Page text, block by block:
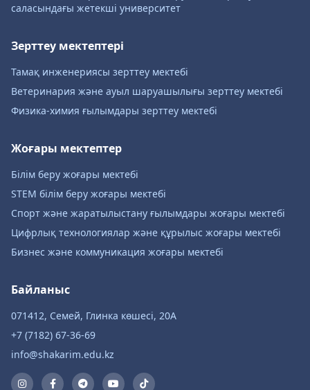
саласындағы жетекші университет
Зерттеу мектептері
Тамақ инженериясы зерттеу мектебі
Ветеринария және ауыл шаруашылығы зерттеу мектебі
Физика-химия ғылымдары зерттеу мектебі
Жоғары мектептер
Білім беру жоғары мектебі
STEM білім беру жоғары мектебі
Спорт және жаратылыстану ғылымдары жоғары мектебі
Цифрлық технологиялар және құрылыс жоғары мектебі
Бизнес және коммуникация жоғары мектебі
Байланыс
071412, Семей, Глинка көшесі, 20А
+7 (7182) 67-36-69
info@shakarim.edu.kz